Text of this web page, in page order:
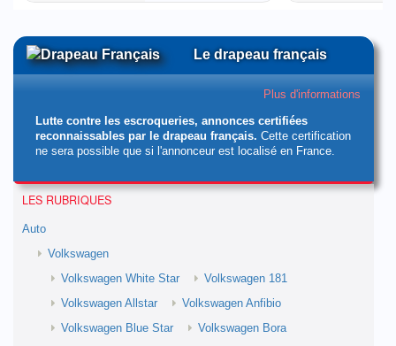
Le drapeau français
Plus d'informations
Lutte contre les escroqueries, annonces certifiées
reconnaissables par le drapeau français. Cette certification
ne sera possible que si l'annonceur est localisé en France.
LES RUBRIQUES
Auto
Volkswagen
Volkswagen White Star
Volkswagen 181
Volkswagen Allstar
Volkswagen Anfibio
Volkswagen Blue Star
Volkswagen Bora